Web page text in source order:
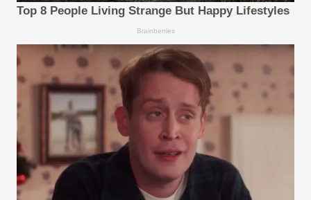
Top 8 People Living Strange But Happy Lifestyles
Brainberries